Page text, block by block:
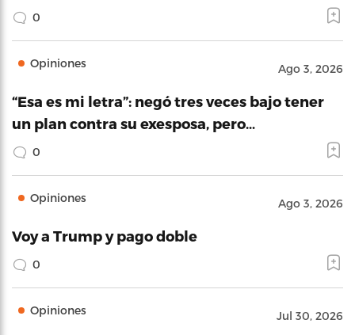
0
Opiniones Ago 3, 2026
“Esa es mi letra”: negó tres veces bajo tener
un plan contra su exesposa, pero…
0
Opiniones Ago 3, 2026
Voy a Trump y pago doble
0
Opiniones Jul 30, 2026